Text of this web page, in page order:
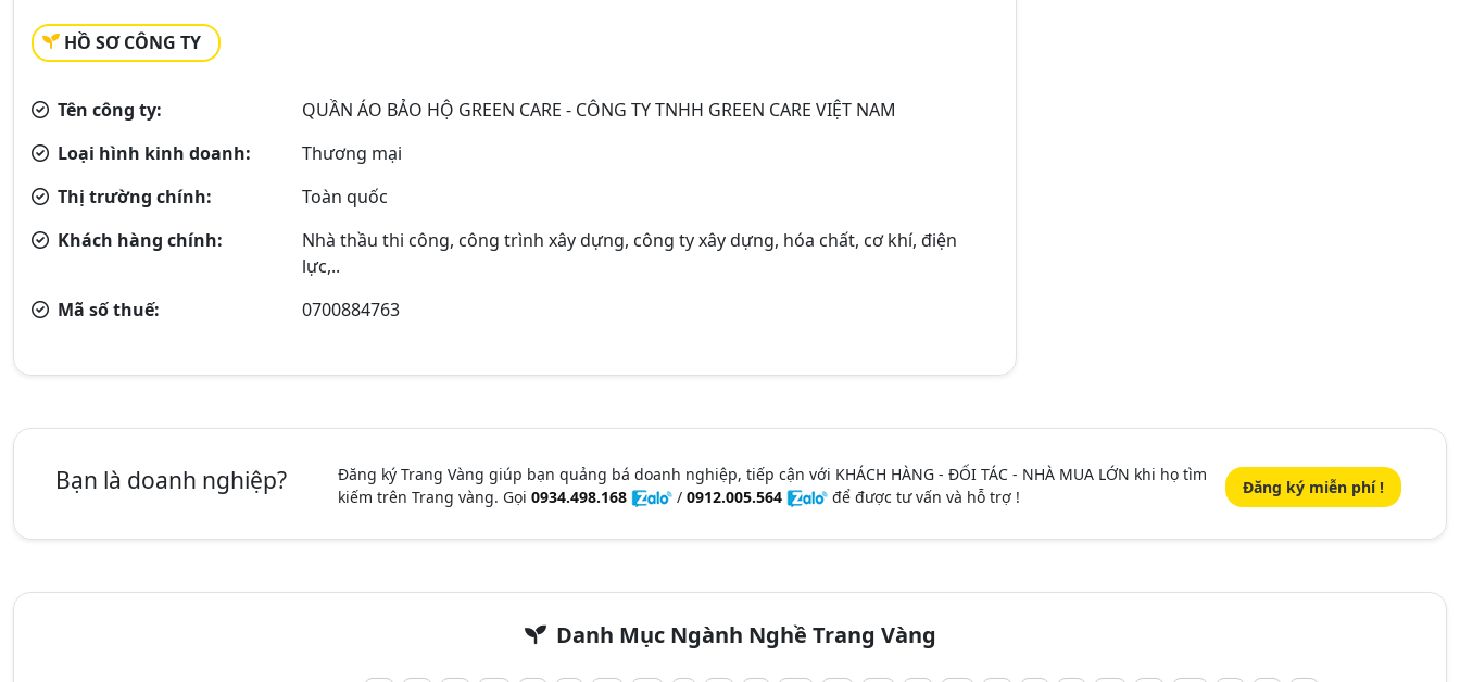
HỒ SƠ CÔNG TY
Tên công ty:
QUẦN ÁO BẢO HỘ GREEN CARE - CÔNG TY TNHH GREEN CARE VIỆT NAM
Loại hình kinh doanh:
Thương mại
Thị trường chính:
Toàn quốc
Khách hàng chính:
Nhà thầu thi công, công trình xây dựng, công ty xây dựng, hóa chất, cơ khí, điện
lực,..
Mã số thuế:
0700884763
Bạn là doanh nghiệp?
Đăng ký Trang Vàng giúp bạn quảng bá doanh nghiệp, tiếp cận với KHÁCH HÀNG - ĐỐI TÁC - NHÀ MUA LỚN khi họ tìm
kiếm trên Trang vàng. Gọi 0934.498.168 / 0912.005.564 để được tư vấn và hỗ trợ ! Đăng ký miễn phí !
Danh Mục Ngành Nghề Trang Vàng